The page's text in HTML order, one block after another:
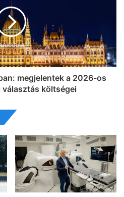
megjelentek a 2026-os
költségei